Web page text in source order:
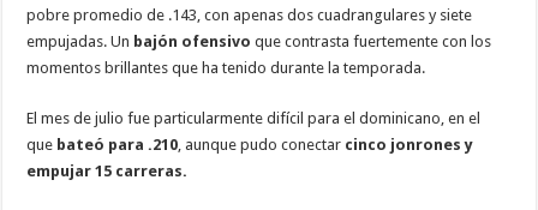
pobre promedio de .143, con apenas dos cuadrangulares y siete
empujadas. Un bajón ofensivo que contrasta fuertemente con los
momentos brillantes que ha tenido durante la temporada.
El mes de julio fue particularmente difícil para el dominicano, en el
que bateó para .210 , aunque pudo conectar cinco jonrones y
empujar 15 carreras.